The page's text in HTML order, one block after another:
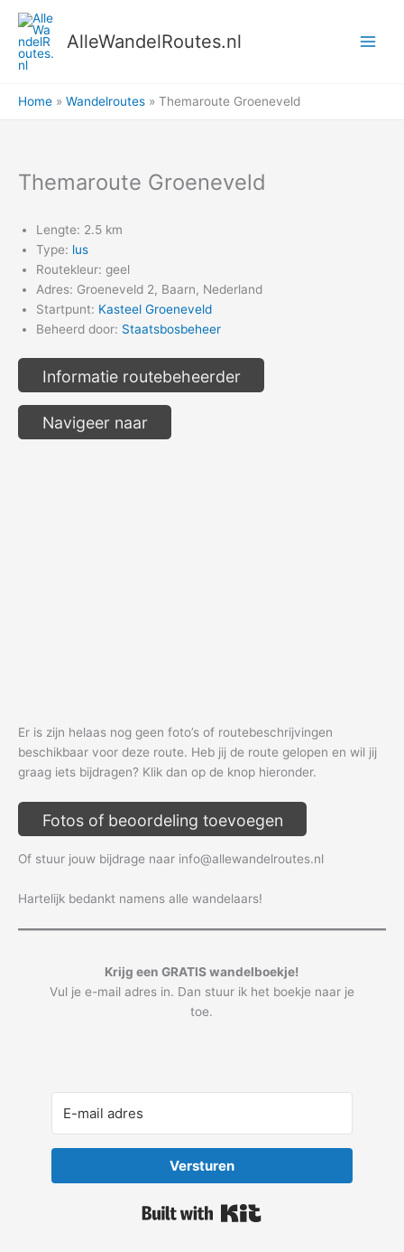
naar
inhoud
AlleWandelRoutes.nl
Home Wandelroutes Themaroute Groeneveld
Themaroute Groeneveld
Lengte: 2.5 km
Type: lus
Routekleur: geel
Adres: Groeneveld 2, Baarn, Nederland
Startpunt: Kasteel Groeneveld
Beheerd door: Staatsbosbeheer
Informatie routebeheerder
Navigeer naar
Er is zijn helaas nog geen foto’s of routebeschrijvingen
beschikbaar voor deze route. Heb jij de route gelopen en wil jij
graag iets bijdragen? Klik dan op de knop hieronder.
Fotos of beoordeling toevoegen
Of stuur jouw bijdrage naar info@allewandelroutes.nl
Hartelijk bedankt namens alle wandelaars!
Krijg een GRATIS wandelboekje!
Vul je e-mail adres in. Dan stuur ik het boekje naar je
toe.
Versturen